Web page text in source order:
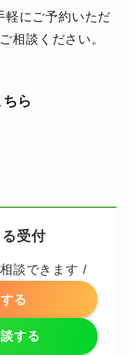
軽にご予約いただ
相談ください。
ら
受付
談できます /
る
する